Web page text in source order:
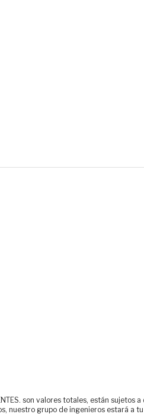
son valores totales, están sujetos
nuestro grupo de ingenieros estará a